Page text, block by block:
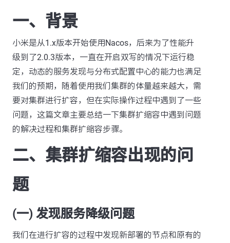
一、背景
小米是从1.x版本开始使用Nacos，后来为了性能升
级到了2.0.3版本，一直在开启双写的情况下运行稳
定，动态的服务发现与分布式配置中心的能力也满足
我们的预期，随着使用我们集群的体量越来越大，需
要对集群进行扩容，但在实际操作过程中遇到了一些
问题，这篇文章主要总结一下集群扩缩容中遇到问题
的解决过程和集群扩缩容步骤。
二、集群扩缩容出现的问
题
(一) 发现服务降级问题
我们在进行扩容的过程中发现新部署的节点和原有的